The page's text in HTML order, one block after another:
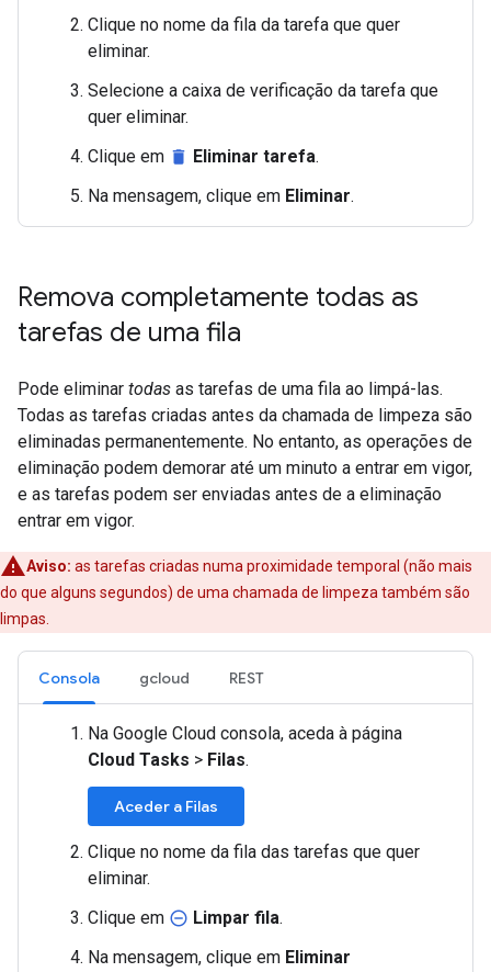
Clique no nome da fila da tarefa que quer
eliminar.
Selecione a caixa de verificação da tarefa que
quer eliminar.
Clique em delete Eliminar tarefa.
Na mensagem, clique em Eliminar.
Remova completamente todas as
tarefas de uma fila
Pode eliminar todas as tarefas de uma fila ao limpá-las.
Todas as tarefas criadas antes da chamada de limpeza são
eliminadas permanentemente. No entanto, as operações de
eliminação podem demorar até um minuto a entrar em vigor,
e as tarefas podem ser enviadas antes de a eliminação
entrar em vigor.
Aviso: as tarefas criadas numa proximidade temporal (não mais
do que alguns segundos) de uma chamada de limpeza também são
limpas.
Consola gcloud REST
Na Google Cloud consola, aceda à página
Cloud Tasks > Filas.
Aceder a Filas
Clique no nome da fila das tarefas que quer
eliminar.
Clique em remove_circle_outline Limpar fila.
Na mensagem, clique em Eliminar